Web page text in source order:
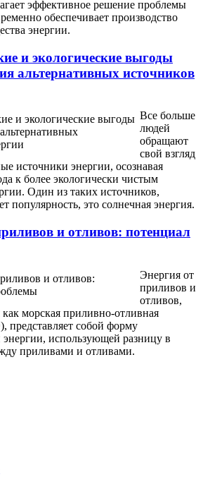
эффективное решение проблемы
обеспечивает производство
энергии.
и экологические выгоды
альтернативных источников
Все больше
людей
обращают
свой взгляд
источники энергии, осознавая
к более экологически чистым
Один из таких источников,
популярность, это солнечная энергия.
и отливов: потенциал
Энергия от
приливов и
отливов,
как морская приливно-отливная
собой форму
энергии, использующей разницу в
приливами и отливами.